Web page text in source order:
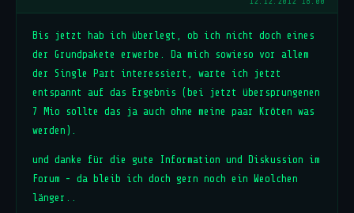
Bis jetzt hab ich überlegt, ob ich nicht doch eines
der Grundpakete erwerbe. Da mich sowieso vor allem
der Single Part interessiert, warte ich jetzt
entspannt auf das Ergebnis (bei jetzt übersprungenen
7 Mio sollte das ja auch ohne meine paar Kröten was
werden).
und danke für die gute Information und Diskussion im
Forum - da bleib ich doch gern noch ein Weolchen
länger..